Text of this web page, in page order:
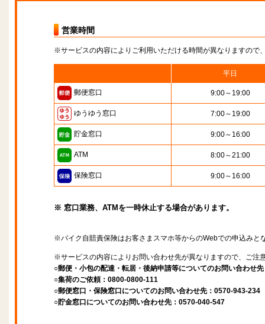
営業時間
※サービスの内容によりご利用いただける時間が異なりますので
平日
郵便窓口 9:00～19:00
ゆうゆう窓口 7:00～19:00
貯金窓口 9:00～16:00
ATM 8:00～21:00
保険窓口 9:00～16:00
※ 窓口業務、ATMを一時休止する場合があります。
※バイク自賠責保険はお客さまスマホ等からのWebでの申込みと
※サービスの内容によりお問い合わせ先が異なりますので、ご注
○郵便・小包の配達・転居・後納申請等についてのお問い合わせ
○集荷のご依頼：0800-0800-111
○郵便窓口・保険窓口についてのお問い合わせ先：0570-943-234
○貯金窓口についてのお問い合わせ先：0570-040-547